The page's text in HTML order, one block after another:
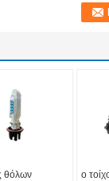
θόλων
ο